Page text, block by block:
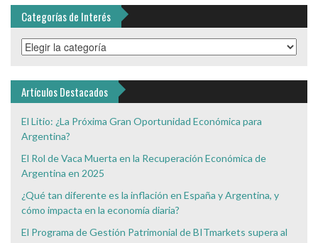
Categorías de Interés
Categorías
de
Artículos Destacados
El Litio: ¿La Próxima Gran Oportunidad Económica para
Argentina?
El Rol de Vaca Muerta en la Recuperación Económica de
Argentina en 2025
¿Qué tan diferente es la inflación en España y Argentina, y
cómo impacta en la economía diaria?
El Programa de Gestión Patrimonial de BITmarkets supera al